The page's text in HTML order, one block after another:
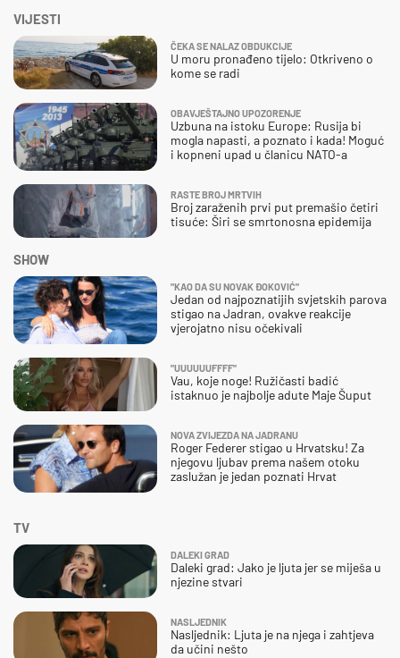
VIJESTI
ČEKA SE NALAZ OBDUKCIJE
U moru pronađeno tijelo: Otkriveno o
kome se radi
OBAVJEŠTAJNO UPOZORENJE
Uzbuna na istoku Europe: Rusija bi
mogla napasti, a poznato i kada! Moguć
i kopneni upad u članicu NATO-a
RASTE BROJ MRTVIH
Broj zaraženih prvi put premašio četiri
tisuće: Širi se smrtonosna epidemija
SHOW
"KAO DA SU NOVAK ĐOKOVIĆ"
Jedan od najpoznatijih svjetskih parova
stigao na Jadran, ovakve reakcije
vjerojatno nisu očekivali
"UUUUUUFFFF"
Vau, koje noge! Ružičasti badić
istaknuo je najbolje adute Maje Šuput
NOVA ZVIJEZDA NA JADRANU
Roger Federer stigao u Hrvatsku! Za
njegovu ljubav prema našem otoku
zaslužan je jedan poznati Hrvat
TV
DALEKI GRAD
Daleki grad: Jako je ljuta jer se miješa u
njezine stvari
NASLJEDNIK
Nasljednik: Ljuta je na njega i zahtjeva
da učini nešto